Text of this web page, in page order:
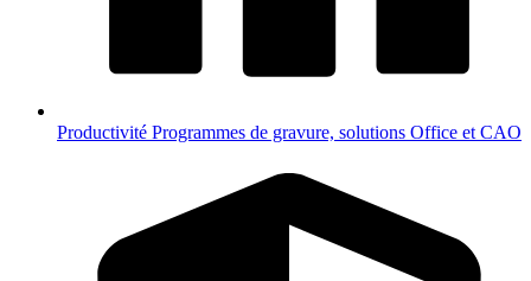
Productivité Programmes de gravure, solutions Office et CAO